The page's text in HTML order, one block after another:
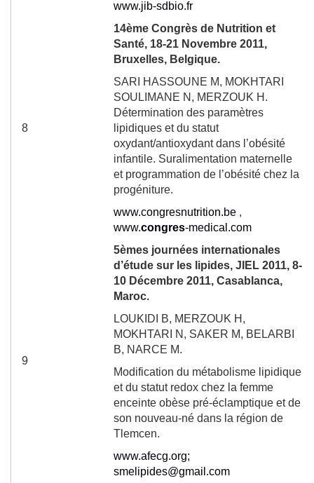
www.jib-sdbio.fr
8
14ème Congrès de Nutrition et
Santé, 18-21 Novembre 2011,
Bruxelles, Belgique.
SARI HASSOUNE M, MOKHTARI
SOULIMANE N, MERZOUK H.
Détermination des paramètres
lipidiques et du statut
oxydant/antioxydant dans l’obésité
infantile. Suralimentation maternelle
et programmation de l’obésité chez la
progéniture.
www.congresnutrition.be ,
www.congres-medical.com
9
5èmes journées internationales
d’étude sur les lipides, JIEL 2011, 8-
10 Décembre 2011, Casablanca,
Maroc.
LOUKIDI B, MERZOUK H,
MOKHTARI N, SAKER M, BELARBI
B, NARCE M.
Modification du métabolisme lipidique
et du statut redox chez la femme
enceinte obèse pré-éclamptique et de
son nouveau-né dans la région de
Tlemcen.
www.afecg.org;
smelipides@gmail.com